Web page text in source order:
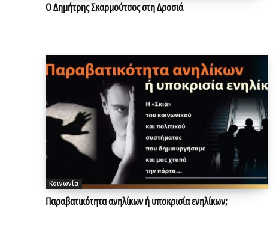
Ο Δημήτρης Σκαρμούτσος στη Δροσιά
Κοινωνία
Παραβατικότητα ανηλίκων ή υποκρισία ενηλίκων;